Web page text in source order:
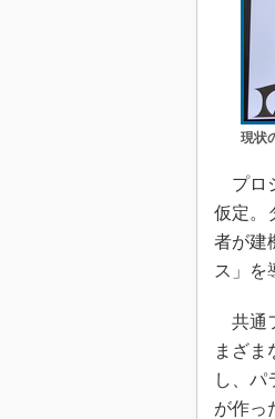
現状
プロ
仮定。
者が建
ス」を
共通
まざま
し、パ
が作っ